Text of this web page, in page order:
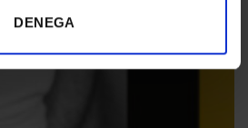
DENEGA